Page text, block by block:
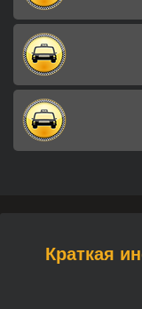
Краткая информация по маршруту